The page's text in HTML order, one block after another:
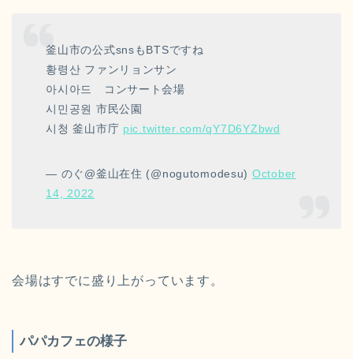
釜山市の公式snsもBTSですね
황령산 ファンリョンサン
아시아드 コンサート会場
시민공원 市民公園
시청 釜山市庁 pic.twitter.com/qY7D6YZbwd
— のぐ@釜山在住 (@nogutomodesu) October
14, 2022
会場はすでに盛り上がっています。
パパカフェの様子